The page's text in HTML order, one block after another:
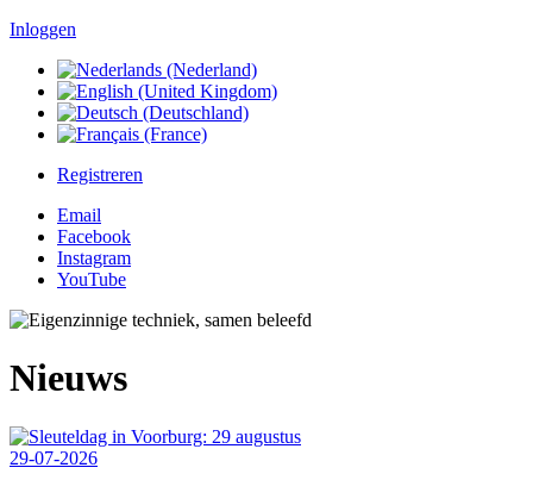
Inloggen
Registreren
Email
Facebook
Instagram
YouTube
Nieuws
29-07-2026